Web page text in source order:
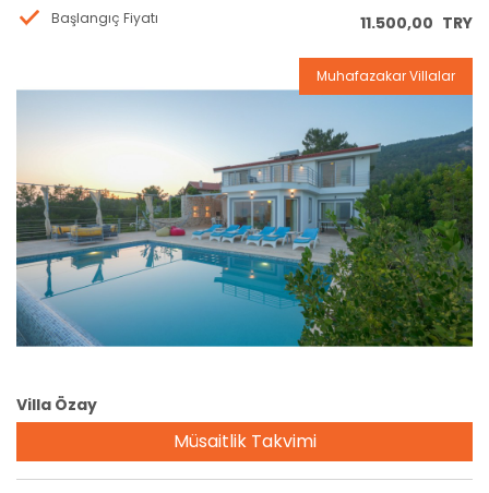
Başlangıç Fiyatı
11.500,00 TRY
Rezervasyon
Muhafazakar Villalar
Villa Özay
Müsaitlik Takvimi